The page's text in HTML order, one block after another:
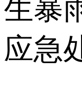
生暴
应急